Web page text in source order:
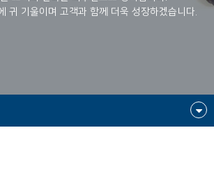
귀 기울이며 고객과 함께 더욱 성장하겠습니다.